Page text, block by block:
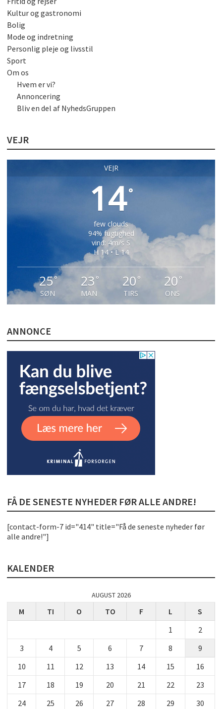
Kultur og gastronomi
Bolig
Mode og indretning
Personlig pleje og livsstil
Sport
Om os
Hvem er vi?
Annoncering
Bliv en del af NyhedsGruppen
VEJR
VEJR
14°
few clouds
94% fugtighed
vind: 4m/s S
H 14 • L 14
25°
SØN
23 °
MAN
20 °
TIRS
20 °
ONS
ANNONCE
FÅ DE SENESTE NYHEDER FØR ALLE ANDRE!
[contact-form-7 id="414" title="Få de seneste nyheder før
alle andre!"]
KALENDER
AUGUST 2026
M TI O TO F L
S
1
2
3
4 5 6 7 8
9
10
11 12 13 14 15
16
17
18 19 20 21 22
23
24
25 26 27 28 29
30